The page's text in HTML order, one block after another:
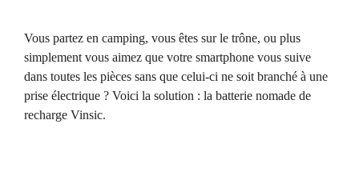
Vous partez en camping, vous êtes sur le trône, ou plus
simplement vous aimez que votre smartphone vous suive
dans toutes les pièces sans que celui-ci ne soit branché à une
prise électrique ? Voici la solution : la batterie nomade de
recharge Vinsic.